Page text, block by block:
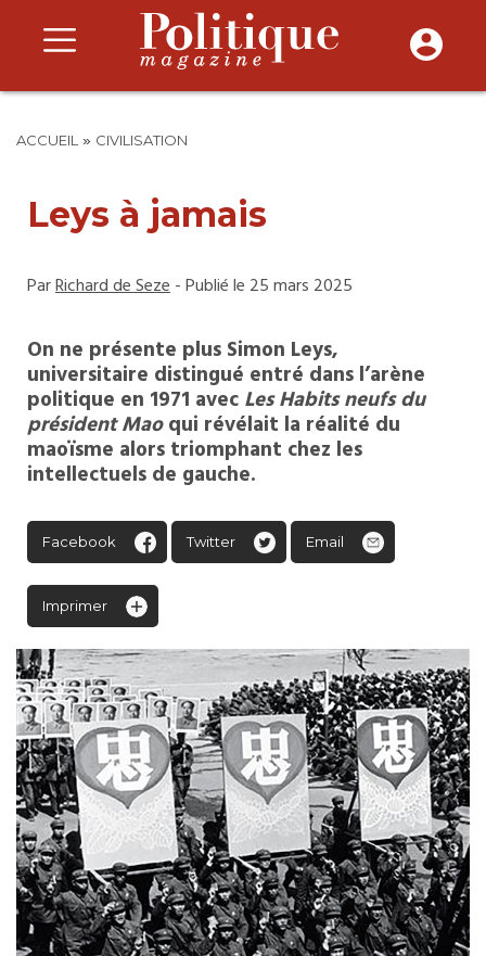
ACCUEIL » CIVILISATION
Leys à jamais
ParRichard de Seze- Publié le 25 mars 2025
On ne présente plus Simon Leys,
universitaire distingué entré dans l’arène
politique en 1971 avec Les Habits neufs du
président Maoqui révélait la réalité du
maoïsme alors triomphant chez les
intellectuels de gauche.
Facebook Twitter Email
Imprimer